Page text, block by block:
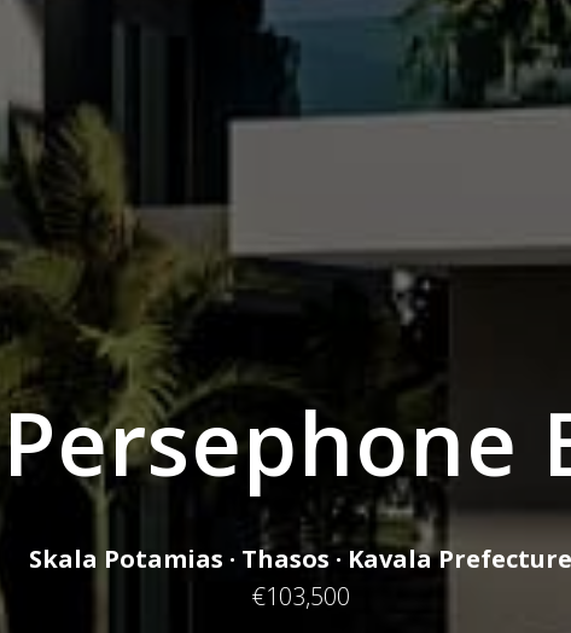
Persephone
Skala Potamias · Thasos · Kavala Prefecture
€103,500